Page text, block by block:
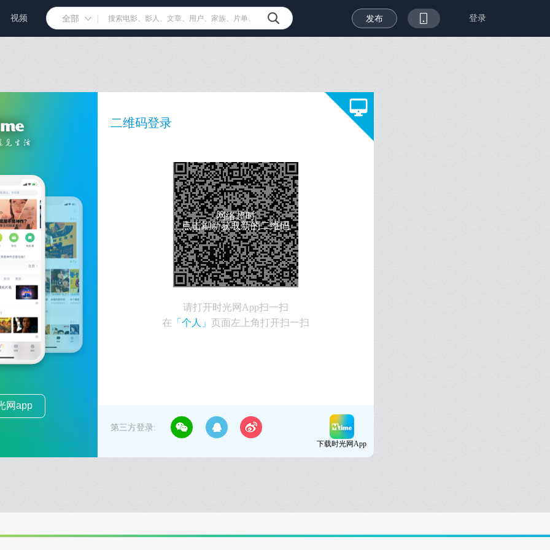
视频 全部 发布 登录
网app
二维码登录
网络超时
点击刷新获取新的二维码
请打开时光网App扫一扫
在 「个人」页面左上角打开扫一扫
第三方登录:
下载时光网App